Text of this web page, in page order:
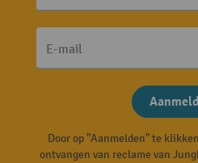
E-mail
Door op "Aanmelden" te
ontvangen van reclame van